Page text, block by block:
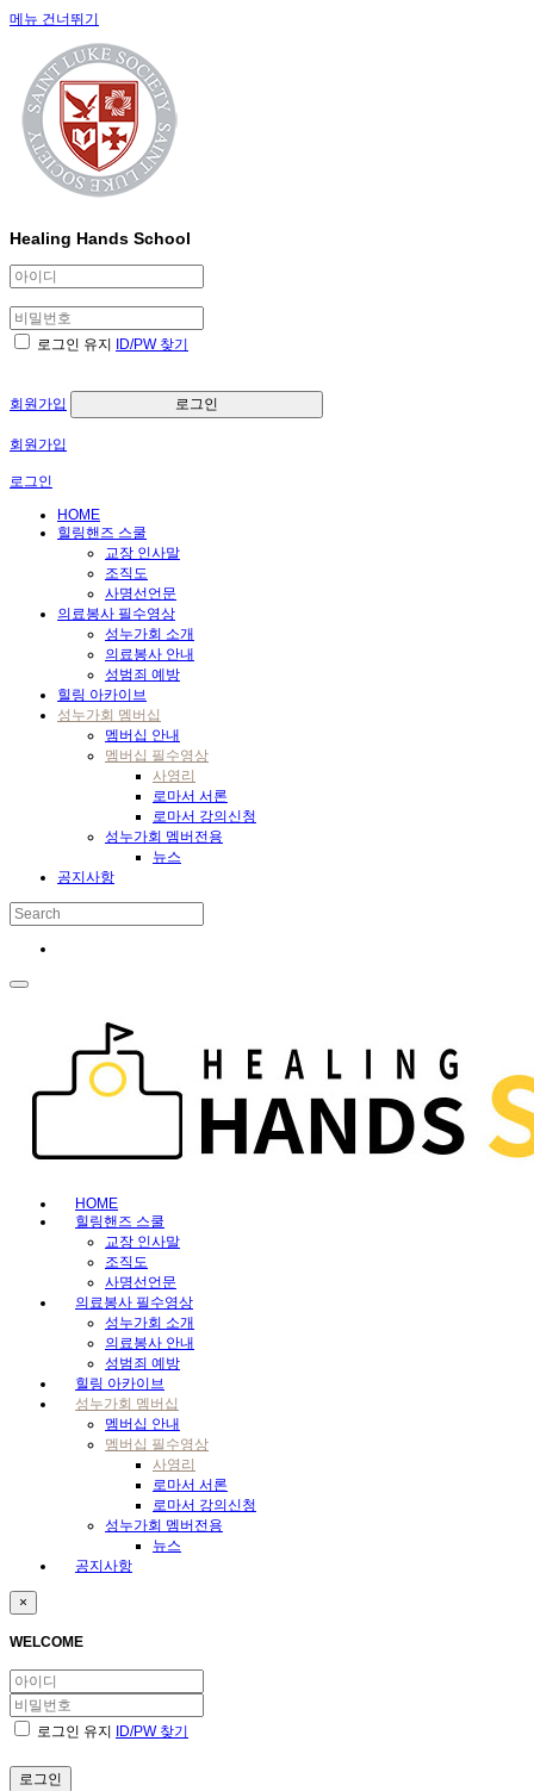
메뉴 건너뛰기
Healing Hands School
로그인 유지 ID/PW 찾기
회원가입 로그인
회원가입
로그인
HOME
힐링핸즈 스쿨
교장 인사말
조직도
사명선언문
의료봉사 필수영상
성누가회 소개
의료봉사 안내
성범죄 예방
힐링 아카이브
성누가회 멤버십
멤버십 안내
멤버십 필수영상
사영리
로마서 서론
로마서 강의신청
성누가회 멤버전용
뉴스
공지사항
HOME
힐링핸즈 스쿨
교장 인사말
조직도
사명선언문
의료봉사 필수영상
성누가회 소개
의료봉사 안내
성범죄 예방
힐링 아카이브
성누가회 멤버십
멤버십 안내
멤버십 필수영상
사영리
로마서 서론
로마서 강의신청
성누가회 멤버전용
뉴스
공지사항
×
WELCOME
로그인 유지 ID/PW 찾기